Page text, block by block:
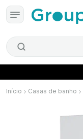
Início Casas de banho